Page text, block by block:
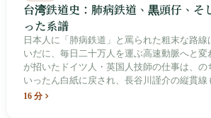
台湾鉄道史：肺病鉄道、黒頭仔、そ
った系譜
日本人に「肺病鉄道」と罵られた粗末な路線
いだに、毎日二十万人を運ぶ高速動脈へと
が招いたドイツ人・英国人技師の仕事は、の
いったん白紙に戻され、長谷川謹介の縦貫線
よって改名・改番されました。どの世代も前
16 分